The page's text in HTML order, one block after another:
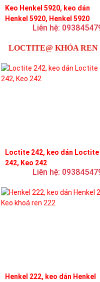
Keo Henkel 5920, keo dán
Henkel 5920, Henkel 5920
Liên hệ:
LOCTITE@ KHÓA REN
Loctite 242, keo dán Loctite
242, Keo 242
Liên hệ:
Henkel 222, keo dán Henkel